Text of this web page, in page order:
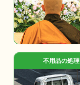
不用品の処理